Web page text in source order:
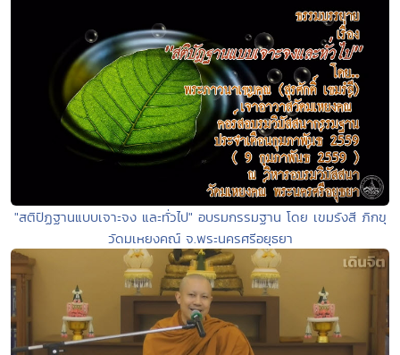
"สติปัฏฐานแบบเจาะจง และทั่วไป" อบรมกรรมฐาน โดย เขมรังสี ภิกขุ
วัดมเหยงคณ์ จ.พระนครศรีอยุธยา